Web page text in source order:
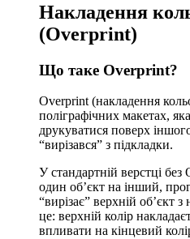
Накладення
(Overprint)
Що таке Overprint?
Overprint (накладення
поліграфічних макетах,
друкуватися поверх
“вирізався” з підкладки.
У стандартній верстці
один об’єкт на інший,
“вирізає” верхній об’єкт
це: верхній колір
впливати на кінцевий